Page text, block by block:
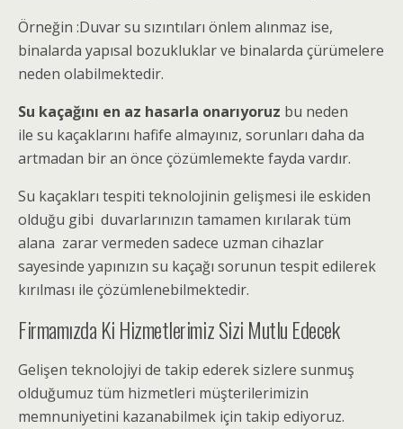
Örneğin :Duvar su sızıntıları önlem alınmaz ise,
binalarda yapısal bozukluklar ve binalarda çürümelere
neden olabilmektedir.
Su kaçağını en az hasarla onarıyoruz bu neden
ile su kaçaklarını hafife almayınız, sorunları daha da
artmadan bir an önce çözümlemekte fayda vardır.
Su kaçakları tespiti teknolojinin gelişmesi ile eskiden
olduğu gibi duvarlarınızın tamamen kırılarak tüm
alana zarar vermeden sadece uzman cihazlar
sayesinde yapınızın su kaçağı sorunun tespit edilerek
kırılması ile çözümlenebilmektedir.
Firmamızda Ki Hizmetlerimiz Sizi Mutlu Edecek
Gelişen teknolojiyi de takip ederek sizlere sunmuş
olduğumuz tüm hizmetleri müşterilerimizin
memnuniyetini kazanabilmek için takip ediyoruz.